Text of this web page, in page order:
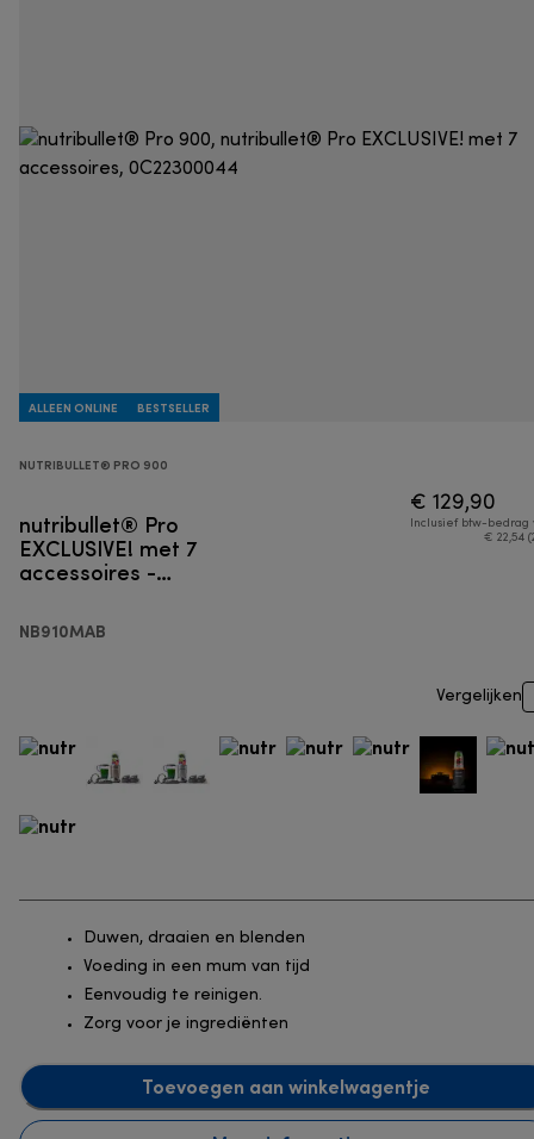
ALLEEN ONLINE BESTSELLER
NUTRIBULLET® PRO 900
nutribullet® Pro
EXCLUSIVE! met 7
accessoires -
NB910MAB
€ 129,90
Inclusief btw-bedrag
€ 22,54
Vergelijken
Duwen, draaien en blenden
Voeding in een mum van tijd
Eenvoudig te reinigen.
Zorg voor je ingrediënten
Toevoegen aan winkelwagentje